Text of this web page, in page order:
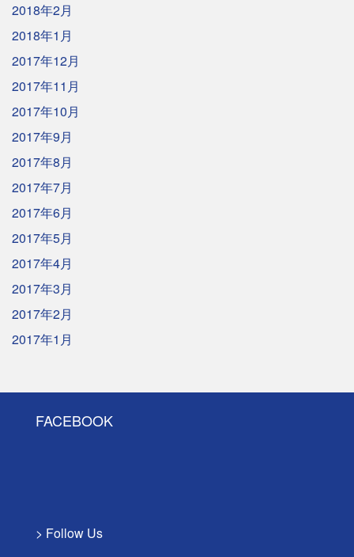
2018年2月
2018年1月
2017年12月
2017年11月
2017年10月
2017年9月
2017年8月
2017年7月
2017年6月
2017年5月
2017年4月
2017年3月
2017年2月
2017年1月
FACEBOOK
> Follow Us